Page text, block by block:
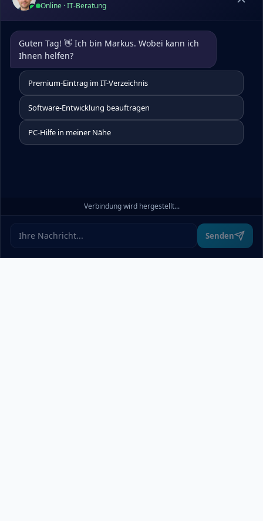
Online · IT-Beratung
Guten Tag! 👋 Ich bin Markus. Wobei kann ich
Ihnen helfen?
Premium-Eintrag im IT-Verzeichnis
Software-Entwicklung beauftragen
PC-Hilfe in meiner Nähe
Verbindung wird hergestellt...
Senden